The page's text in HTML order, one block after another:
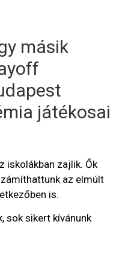
másik
játékosai
iskolákban zajlik. Ők
az elmúlt
is.
sok sikert kívánunk